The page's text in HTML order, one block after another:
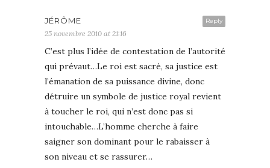
Reply
JÉRÔME
25 novembre 2010 at 21:16
C’est plus l’idée de contestation de l’autorité
qui prévaut…Le roi est sacré, sa justice est
l’émanation de sa puissance divine, donc
détruire un symbole de justice royal revient
à toucher le roi, qui n’est donc pas si
intouchable…L’homme cherche à faire
saigner son dominant pour le rabaisser à
son niveau et se rassurer…